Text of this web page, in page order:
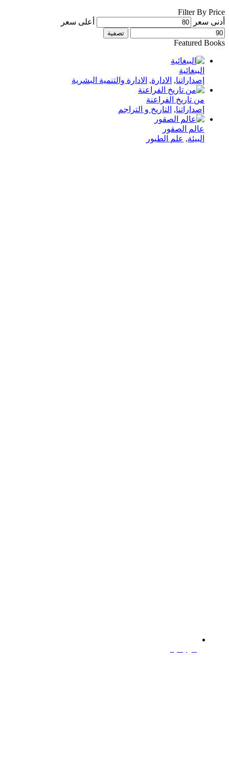
Filter By Price
أدنى سعر
أعلى سعر
تصفية
Featured Books
الببغائية
إصداراتنا, الادارة, الادارة والتنمية البشرية
من تاريخ الفراعنة
إصداراتنا, التاريخ و التراجم
عالم الصقور
البيئة, علم الطيور